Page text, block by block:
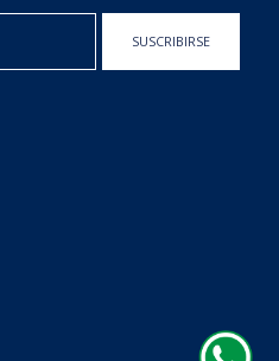
SUSCRIBIRSE